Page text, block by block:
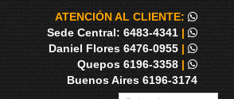
ATENCIÓN AL CLIENTE:
Sede Central: 6483-4341 |
Daniel Flores 6476-0955 |
Quepos 6196-3358 |
Buenos Aires 6196-3174